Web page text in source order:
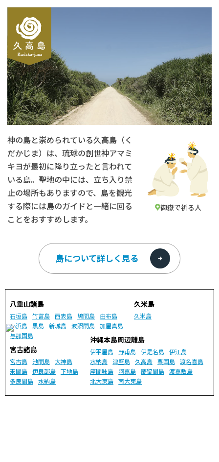
御嶽で祈る人
神の島と崇められている久高島（く
だかじま）は、琉球の創世神アマミ
キヨが最初に降り立ったと言われて
いる島。聖地の中には、立ち入り禁
止の場所もありますので、島を観光
する際には島のガイドと一緒に回る
ことをおすすめします。
島について詳しく見る
八重山諸島
石垣島 竹富島 西表島 鳩間島
由布島
小浜島 黒島 新城島 波照間島 加屋真島
与那国島
久米島
久米島
宮古諸島
宮古島 池間島
大神島
来間島 伊良部島 下地島
多良間島 水納島
沖縄本島周辺離島
伊平屋島 野甫島 伊是名島
伊江島
水納島
津堅島 久高島 粟国島
渡名喜島
座間味島
阿嘉島 慶留間島
渡嘉敷島
北大東島
南大東島